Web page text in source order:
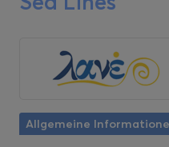
Allgemeine